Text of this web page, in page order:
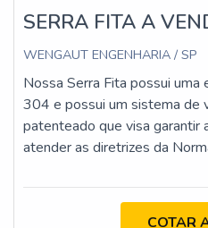
SERRA FITA A
WENGAUT ENGENHARIA / SP
Nossa Serra Fita possui
304 e possui um sistema de
patenteado que visa garantir
atender as diretrizes da
COTAR